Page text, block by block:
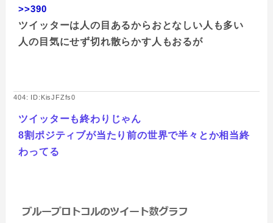
>>390
ツイッターは人の目あるからおとなしい人も多い
人の目気にせず切れ散らかす人もおるが
404: ID:KisJFZfs0
ツイッターも終わりじゃん
8割ポジティブが当たり前の世界で半々とか相当終
わってる